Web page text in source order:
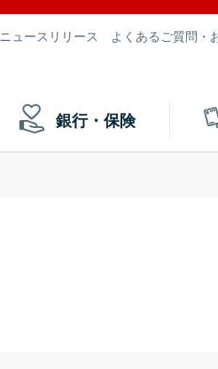
ニュースリリース よくあるご質問・
銀行・保険